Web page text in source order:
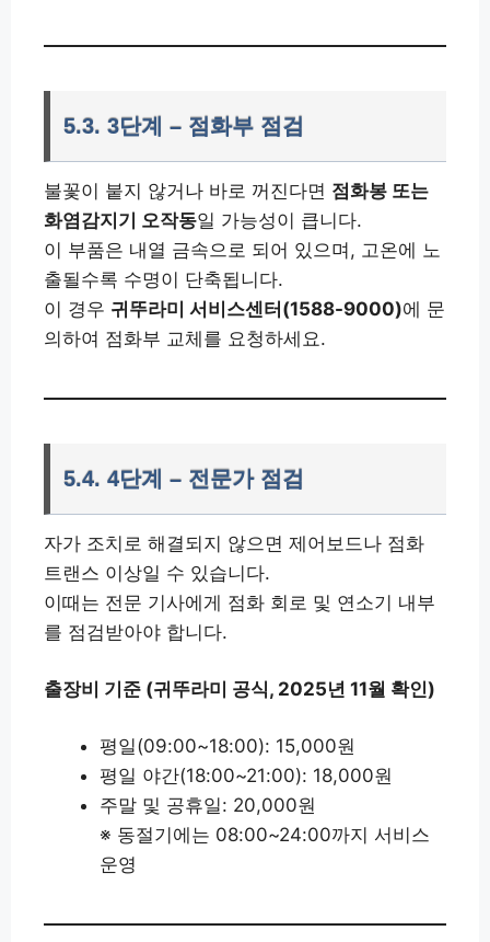
5.3. 3단계 – 점화부 점검
불꽃이 붙지 않거나 바로 꺼진다면 점화봉 또는
화염감지기 오작동일 가능성이 큽니다.
이 부품은 내열 금속으로 되어 있으며, 고온에 노
출될수록 수명이 단축됩니다.
이 경우 귀뚜라미 서비스센터(1588-9000)에 문
의하여 점화부 교체를 요청하세요.
5.4. 4단계 – 전문가 점검
자가 조치로 해결되지 않으면 제어보드나 점화
트랜스 이상일 수 있습니다.
이때는 전문 기사에게 점화 회로 및 연소기 내부
를 점검받아야 합니다.
출장비 기준 (귀뚜라미 공식, 2025년 11월 확인)
평일(09:00~18:00): 15,000원
평일 야간(18:00~21:00): 18,000원
주말 및 공휴일: 20,000원
※ 동절기에는 08:00~24:00까지 서비스
운영